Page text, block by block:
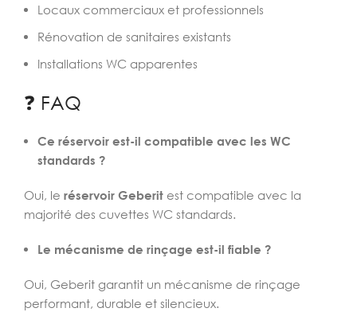
Locaux commerciaux et professionnels
Rénovation de sanitaires existants
Installations WC apparentes
❓ FAQ
Ce réservoir est-il compatible avec les WC
standards ?
Oui, le réservoir Geberit est compatible avec la
majorité des cuvettes WC standards.
Le mécanisme de rinçage est-il fiable ?
Oui, Geberit garantit un mécanisme de rinçage
performant, durable et silencieux.